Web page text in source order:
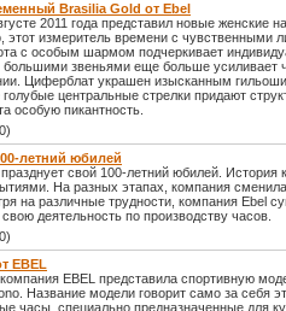
Brasilia Gold от Ebel
2011 года представил новые женские
этот измеритель времени с чувственными
с особым шармом подчеркивает
большими звеньями еще больше усиливает
Циферблат украшен изысканным
центральные стрелки придают
особую пикантность.
летний юбилей
свой 100-летний юбилей. История
На разных этапах, компания
на различные трудности, компания Ebel
деятельность по производству часов.
EBEL
EBEL представила спортивную
Название модели говорит само за себя
часы, специально предназначенные для